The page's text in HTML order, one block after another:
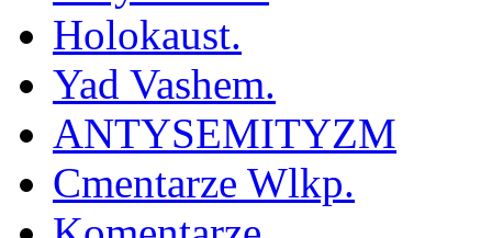
Holokaust.
Yad Vashem.
ANTYSEMITYZM
Cmentarze Wlkp.